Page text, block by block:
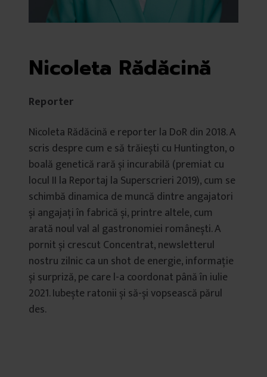
Nicoleta Rădăcină
Reporter
Nicoleta Rădăcină e reporter la DoR din 2018. A
scris despre cum e să trăiești cu Huntington, o
boală genetică rară și incurabilă (premiat cu
locul II la Reportaj la Superscrieri 2019), cum se
schimbă dinamica de muncă dintre angajatori
și angajați în fabrică și, printre altele, cum
arată noul val al gastronomiei românești. A
pornit și crescut Concentrat, newsletterul
nostru zilnic ca un shot de energie, informație
și surpriză, pe care l-a coordonat până în iulie
2021. Iubește ratonii și să-și vopsească părul
des.